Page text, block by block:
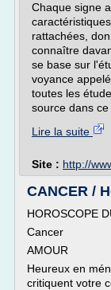
Chaque signe
rattachées,
connaître
se base sur
voyance
toutes les
source dans ce
Lire la suite
Site : http://
CANCER /
HOROSCOPE
Cancer
AMOUR
Heureux en
critiquent votre